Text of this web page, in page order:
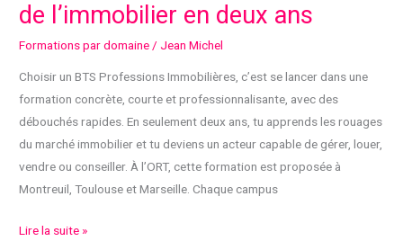
de l’immobilier en deux ans
Formations par domaine /Jean Michel
Choisir un BTS Professions Immobilières, c’est se lancer dans une
formation concrète, courte et professionnalisante, avec des
débouchés rapides. En seulement deux ans, tu apprends les rouages
du marché immobilier et tu deviens un acteur capable de gérer, louer,
vendre ou conseiller. À l’ORT, cette formation est proposée à
Montreuil, Toulouse et Marseille. Chaque campus
BTS
Lire la suite »